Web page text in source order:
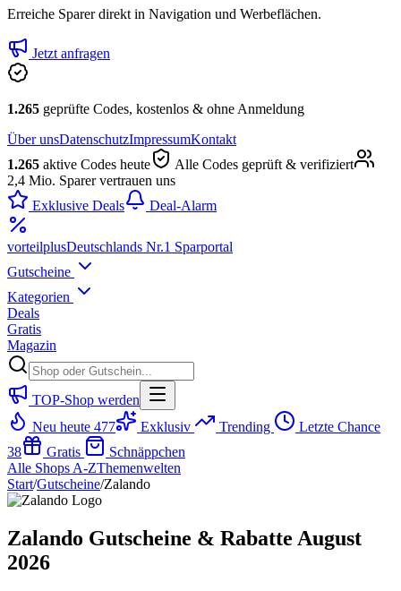
Erreiche Sparer direkt in Navigation und Werbeflächen.
Jetzt anfragen
1.265 geprüfte Codes, kostenlos & ohne Anmeldung
Über unsDatenschutzImpressumKontakt
1.265 aktive Codes heute
Alle Codes geprüft & verifiziert
2,4 Mio. Sparer vertrauen uns
Exklusive Deals
Deal-Alarm
vorteilplusDeutschlands Nr.1 Sparportal
Gutscheine
Kategorien
Deals
Gratis
Magazin
TOP-Shop werden
Neu heute 477 Exklusiv Trending
Letzte Chance
38
Gratis
Schnäppchen
Alle Shops A-ZThemenwelten
Start/Gutscheine/Zalando
Zalando Gutscheine & Rabatte August
2026